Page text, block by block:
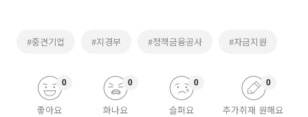
#중견기업 #지경부 #정책금융공사 #자금지원
좋아요
0
화나요
0
슬퍼요
0
추가취재 원해요
0